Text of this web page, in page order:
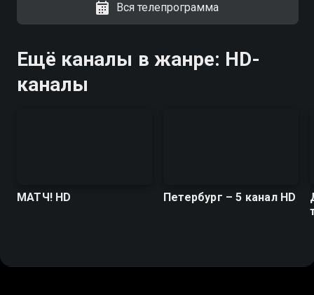
Вся телепрограмма
Ещё каналы в жанре: HD-
каналы
МАТЧ! HD Петербург – 5 канал HD